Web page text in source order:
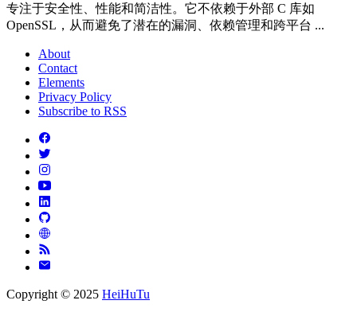
专注于安全性、性能和简洁性。它不依赖于外部 C 库如
OpenSSL，从而避免了潜在的漏洞、依赖管理和跨平台 ...
About
Contact
Elements
Privacy Policy
Subscribe to RSS
Copyright © 2025 HeiHuTu